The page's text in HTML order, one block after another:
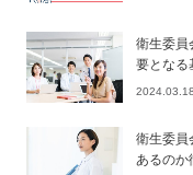
衛生委員
要となる
2024.03.18
衛生委員
あるのか